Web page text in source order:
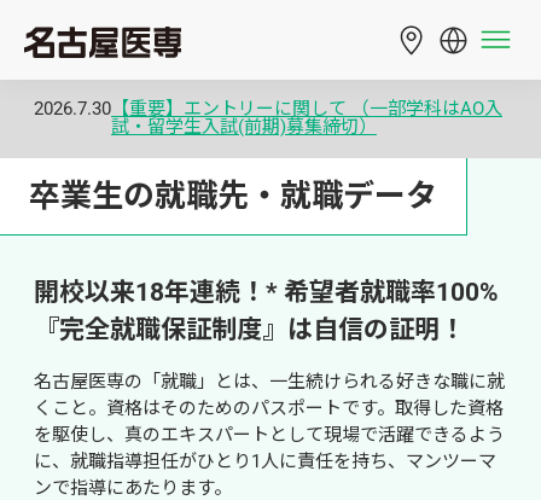
2026.7.30 【重要】エントリーに関して （一部学科はAO入
試・留学生入試(前期)募集締切）
卒業生の就職先・就職データ
開校以来18年連続！* 希望者就職率100%
『完全就職保証制度』は自信の証明！
名古屋医専の「就職」とは、一生続けられる好きな職に就
くこと。資格はそのためのパスポートです。取得した資格
を駆使し、真のエキスパートとして現場で活躍できるよう
に、就職指導担任がひとり1人に責任を持ち、マンツーマ
ンで指導にあたります。